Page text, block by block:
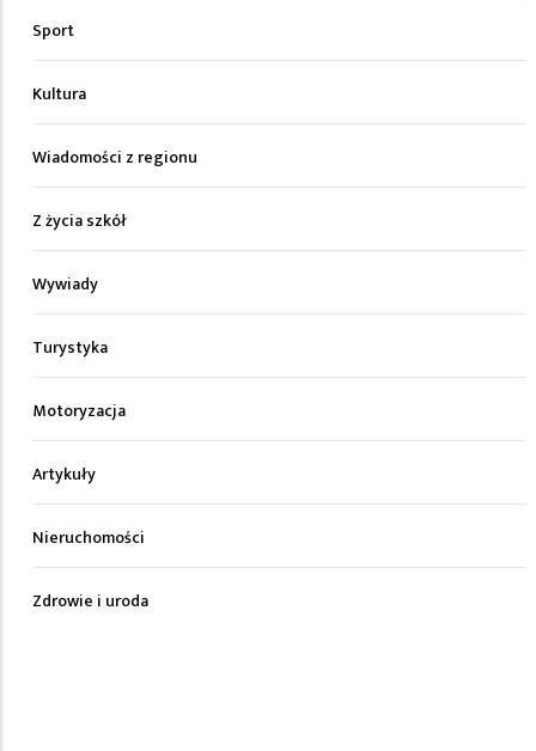
Sport
Kultura
Wiadomości z regionu
Z życia szkół
Wywiady
Turystyka
Motoryzacja
Artykuły
Nieruchomości
Zdrowie i uroda